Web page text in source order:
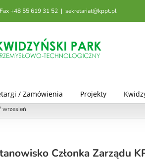
+48 55 619 31 52 | sekretariat@kppt.pl
/ Zamówienia Projekty
wrzesień
Członka Zarządu